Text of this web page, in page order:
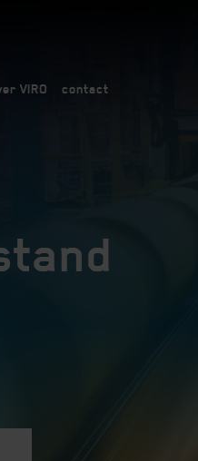
VIRO contact